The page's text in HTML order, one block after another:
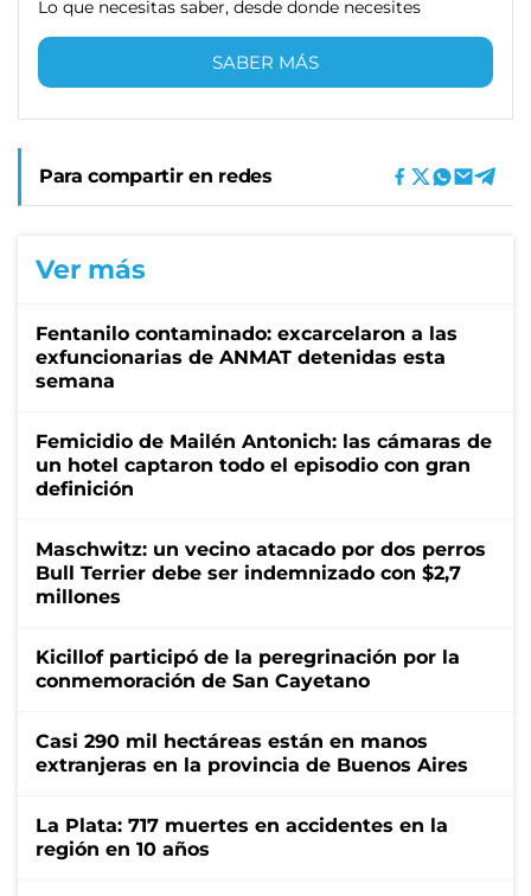
Lo que necesitas saber, desde donde necesites
SABER MÁS
Para compartir en redes
Ver más
Fentanilo contaminado: excarcelaron a las
exfuncionarias de ANMAT detenidas esta
semana
Femicidio de Mailén Antonich: las cámaras de
un hotel captaron todo el episodio con gran
definición
Maschwitz: un vecino atacado por dos perros
Bull Terrier debe ser indemnizado con $2,7
millones
Kicillof participó de la peregrinación por la
conmemoración de San Cayetano
Casi 290 mil hectáreas están en manos
extranjeras en la provincia de Buenos Aires
La Plata: 717 muertes en accidentes en la
región en 10 años